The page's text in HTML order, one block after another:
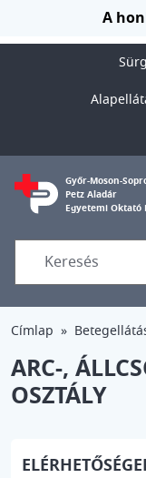
Ugrás a tartalomra
A
Győr-Moson-
Petz Aladár
Egyetemi Oktató
Címlap
ARC-,
OSZTÁLY